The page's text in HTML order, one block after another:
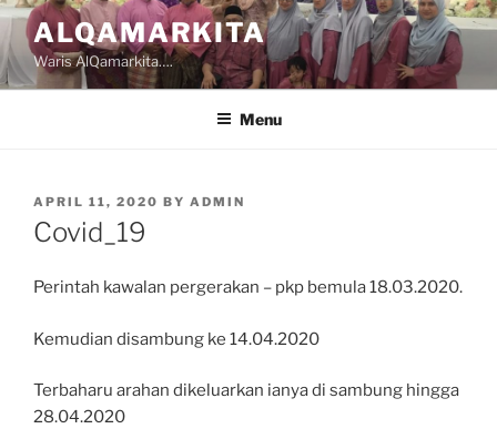
Skip
to
content
ALQAMARKITA
Waris AlQamarkita….
Menu
POSTED
ON
APRIL 11, 2020 BY ADMIN
Covid_19
Perintah kawalan pergerakan – pkp bemula 18.03.2020.
Kemudian disambung ke 14.04.2020
Terbaharu arahan dikeluarkan ianya di sambung hingga
28.04.2020